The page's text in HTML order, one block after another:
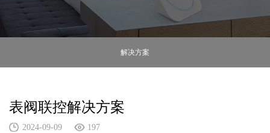
解决方案
表阀联控解决方案
2024-09-09 197